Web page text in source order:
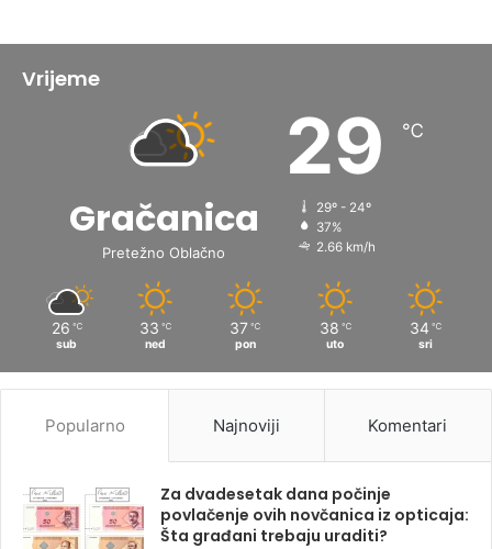
Vrijeme
Gračanica
Pretežno Oblačno
29 ℃
29º - 24º
37%
2.66 km/h
26 ℃
sub
33 ℃
ned
37 ℃
pon
38 ℃
uto
34 ℃
sri
Popularno Najnoviji Komentari
Za dvadesetak dana počinje
povlačenje ovih novčanica iz opticaja:
Šta građani trebaju uraditi?